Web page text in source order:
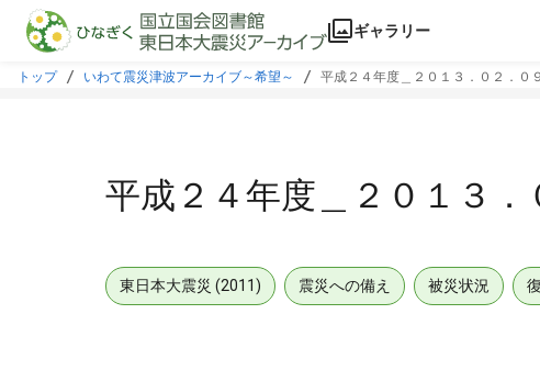
本文に飛ぶ
ギャラリー
トップ いわて震災津波アーカイブ～希望～ 平成２４年度＿２０１３．０２．
平成２４年度＿２０１３
東日本大震災 (2011) 震災への備え 被災状況